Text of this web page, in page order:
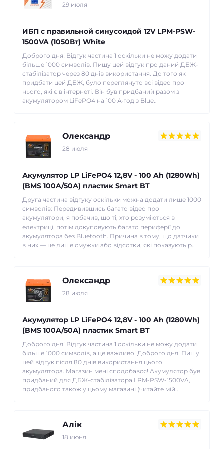
29 июля
ИБП с правильной синусоидой 12V LPM-PSW-
1500VA (1050Вт) White
Доброго дня! Відгук частина 1 оскільки не можу додати
більше 1000 символів. Пишу цей відгук про даний ДБЖ-
стабілізатор через 80 днів використання. До того як
придбати цей ДБЖ, було переглянуто всі відео про
нього, які є в інтернеті. Він був придбаний разом з
акумулятором LiFePO4 на 100 А·год з Blue..
Олександр
28 июля
Акумулятор LP LiFePO4 12,8V - 100 Ah (1280Wh)
(BMS 100A/50А) пластик Smart BT
Друга частина відгуку оскільки можна додати лише 1000
символів: Передивившись багато відео про
акумулятори, я побачив, що ті, хто розуміються в
електриці, потім докуповують багато периферії до
акумулятора без Bluetooth. Причина в тому, що датчики
в них — це лише смужки або відсотки, які показують р..
Олександр
28 июля
Акумулятор LP LiFePO4 12,8V - 100 Ah (1280Wh)
(BMS 100A/50А) пластик Smart BT
Доброго дня! Відгук частина 1 оскільки не можу додати
більше 1000 символів, а це важливо! Доброго дня! Пишу
цей відгук після 80 днів використання цього
акумулятора. Магазин мені сподобався! Акумулятор був
придбаний для ДБЖ-стабілізатора LPM-PSW-1500VA,
придбаного також у цьому магазині (читайте мій..
Алік
18 июня